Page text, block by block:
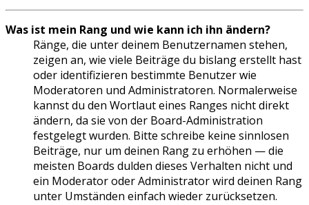
Was ist mein Rang und wie kann ich ihn ändern?
Ränge, die unter deinem Benutzernamen stehen,
zeigen an, wie viele Beiträge du bislang erstellt hast
oder identifizieren bestimmte Benutzer wie
Moderatoren und Administratoren. Normalerweise
kannst du den Wortlaut eines Ranges nicht direkt
ändern, da sie von der Board-Administration
festgelegt wurden. Bitte schreibe keine sinnlosen
Beiträge, nur um deinen Rang zu erhöhen — die
meisten Boards dulden dieses Verhalten nicht und
ein Moderator oder Administrator wird deinen Rang
unter Umständen einfach wieder zurücksetzen.